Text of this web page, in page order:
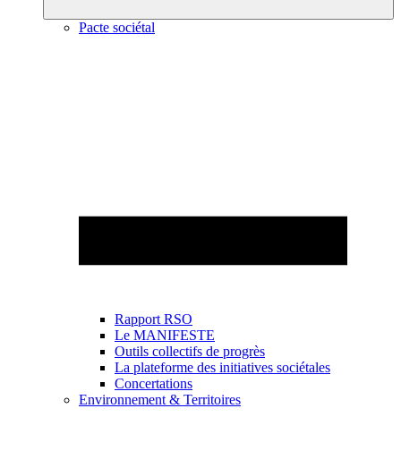
Pacte sociétal
Rapport RSO
Le MANIFESTE
Outils collectifs de progrès
La plateforme des initiatives sociétales
Concertations
Environnement & Territoires